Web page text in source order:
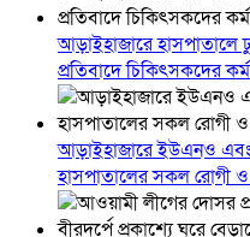
আড়াইহাজারে হাসপাতালে
প্রতিবাদে চিকিৎসকদের
আড়াইহাজারে ইউএনও
হাসপাতালের সকল রোগী